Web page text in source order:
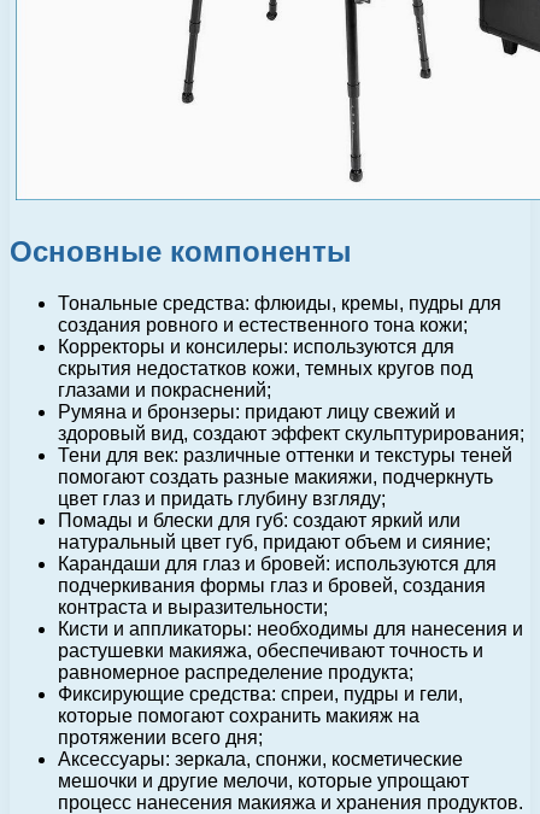
Основные компоненты
Тональные средства: флюиды, кремы, пудры для
создания ровного и естественного тона кожи;
Корректоры и консилеры: используются для
скрытия недостатков кожи, темных кругов под
глазами и покраснений;
Румяна и бронзеры: придают лицу свежий и
здоровый вид, создают эффект скульптурирования;
Тени для век: различные оттенки и текстуры теней
помогают создать разные макияжи, подчеркнуть
цвет глаз и придать глубину взгляду;
Помады и блески для губ: создают яркий или
натуральный цвет губ, придают объем и сияние;
Карандаши для глаз и бровей: используются для
подчеркивания формы глаз и бровей, создания
контраста и выразительности;
Кисти и аппликаторы: необходимы для нанесения и
растушевки макияжа, обеспечивают точность и
равномерное распределение продукта;
Фиксирующие средства: спреи, пудры и гели,
которые помогают сохранить макияж на
протяжении всего дня;
Аксессуары: зеркала, спонжи, косметические
мешочки и другие мелочи, которые упрощают
процесс нанесения макияжа и хранения продуктов.